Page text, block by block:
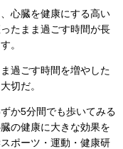
心臓を健康にする高い
たまま過ごす時間が長
。
過ごす時間を増やした
切だ。
か5分間でも歩いてみる
の健康に大きな効果を
ポーツ・運動・健康研